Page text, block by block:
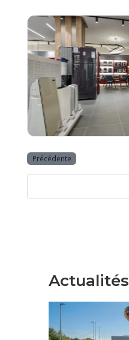
Précédente
Actualités